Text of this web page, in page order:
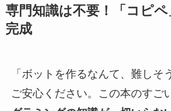
専門知識は不要！「コピ
完成
「ボットを作るなんて、難しそ
ご安心ください。この本のすご